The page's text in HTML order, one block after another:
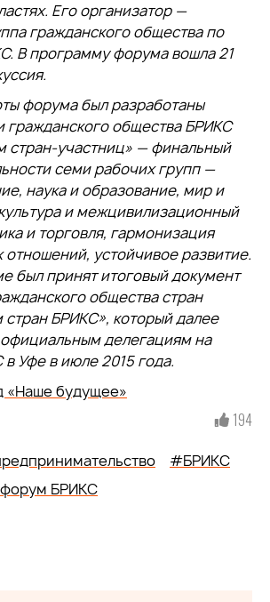
Его организатор —
гражданского общества по
В программу форума вошла 21
форума был разработаны
гражданского общества БРИКС
стран-участниц» — финальный
семи рабочих групп —
наука и образование, мир и
и межцивилизационный
и торговля, гармонизация
устойчивое развитие.
был принят итоговый документ
общества стран
БРИКС», который далее
делегациям на
Уфе в июле 2015 года.
«Наше будущее»
194
#БРИКС
БРИКС